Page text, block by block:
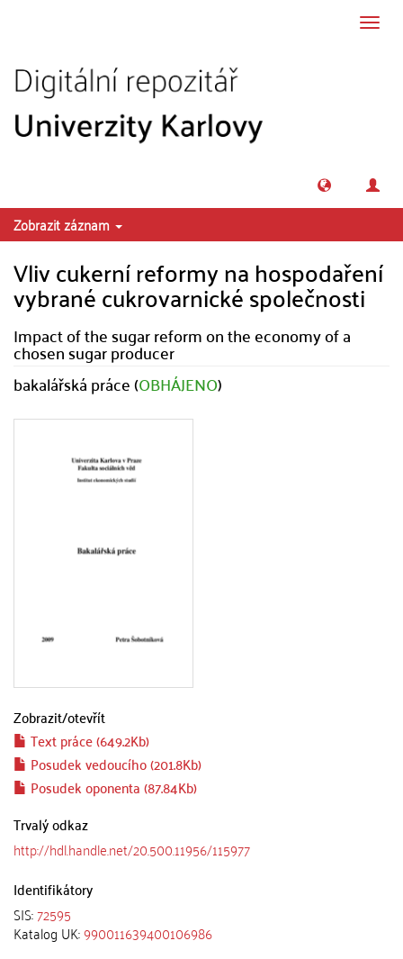
Zobrazit záznam
Vliv cukerní reformy na hospodaření
vybrané cukrovarnické společnosti
Impact of the sugar reform on the economy of a
chosen sugar producer
bakalářská práce (OBHÁJENO)
Zobrazit/otevřít
Text práce (649.2Kb)
Posudek vedoucího (201.8Kb)
Posudek oponenta (87.84Kb)
Trvalý odkaz
http://hdl.handle.net/20.500.11956/115977
Identifikátory
SIS:72595
Katalog UK:990011639400106986